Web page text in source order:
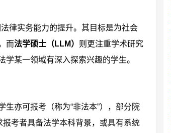
律实务能力的提升。其目标是为社会
而法学硕士（LLM） 则更注重学术研究
某一领域有深入探索兴趣的学生。
亦可报考（称为“非法本”），部分院
考者具备法学本科背景，或具有系统